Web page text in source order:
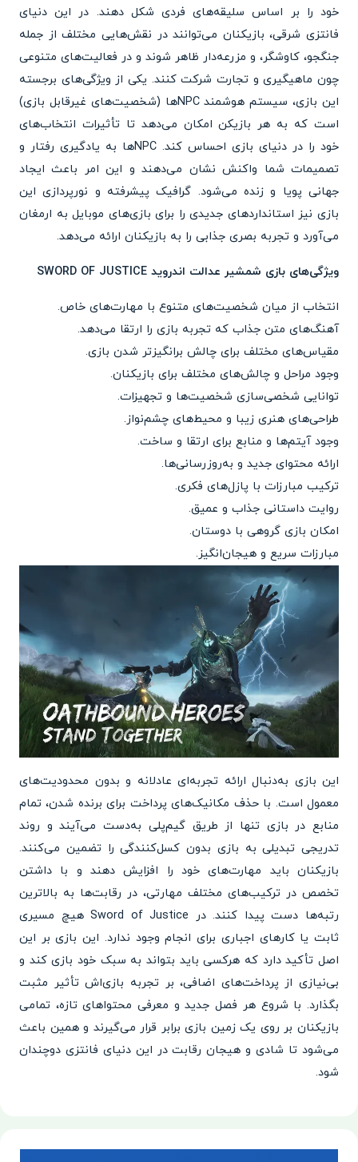
خود را بر اساس سلیقه‌های فردی شکل دهند. در این دنیای
فانتزی شرقی، بازیکنان می‌توانند در نقش‌هایی مختلف از جمله
جنگجو، کاوشگر، و مزرعه‌دار ظاهر شوند و در فعالیت‌های متنوعی
چون ماهیگیری و تجارت شرکت کنند. یکی از ویژگی‌های برجسته
این بازی، سیستم هوشمند NPCها (شخصیت‌های غیرقابل بازی)
است که به هر بازیکن امکان می‌دهد تا تأثیرات انتخاب‌های
خود را در دنیای بازی احساس کند. NPCها به یادگیری رفتار و
تصمیمات شما واکنش نشان می‌دهند و این امر باعث ایجاد
جهانی پویا و زنده می‌شود. گرافیک پیشرفته و نورپردازی این
بازی نیز استانداردهای جدیدی را برای بازی‌های موبایل به ارمغان
می‌آورد و تجربه بصری جذابی را به بازیکنان ارائه می‌دهد.
ویژگی‌های بازی شمشیر عدالت اندروید SWORD OF JUSTICE
انتخاب از میان شخصیت‌های متنوع با مهارت‌های خاص.
آهنگ‌های متن جذاب که تجربه بازی را ارتقا می‌دهد.
مقیاس‌های مختلف برای چالش‌ برانگیزتر شدن بازی.
وجود مراحل و چالش‌های مختلف برای بازیکنان.
توانایی شخصی‌سازی شخصیت‌ها و تجهیزات.
طراحی‌های هنری زیبا و محیط‌های چشم‌نواز.
وجود آیتم‌ها و منابع برای ارتقا و ساخت.
ارائه محتوای جدید و به‌روزرسانی‌ها.
ترکیب مبارزات با پازل‌های فکری.
روایت داستانی جذاب و عمیق.
امکان بازی گروهی با دوستان.
مبارزات سریع و هیجان‌انگیز.
این بازی به‌دنبال ارائه تجربه‌ای عادلانه و بدون محدودیت‌های
معمول است. با حذف مکانیک‌های پرداخت برای برنده شدن، تمام
منابع در بازی تنها از طریق گیم‌پلی به‌دست می‌آیند و روند
تدریجی تبدیلی به بازی بدون کسل‌کنندگی را تضمین می‌کنند.
بازیکنان باید مهارت‌های خود را افزایش دهند و با داشتن
تخصص در ترکیب‌های مختلف مهارتی، در رقابت‌ها به بالاترین
رتبه‌ها دست پیدا کنند. در Sword of Justice هیچ مسیری
ثابت یا کارهای اجباری برای انجام وجود ندارد. این بازی بر این
اصل تأکید دارد که هرکسی باید بتواند به سبک خود بازی کند و
بی‌نیازی از پرداخت‌های اضافی، بر تجربه بازی‌اش تأثیر مثبت
بگذارد. با شروع هر فصل جدید و معرفی محتواهای تازه، تمامی
بازیکنان بر روی یک زمین بازی برابر قرار می‌گیرند و همین باعث
می‌شود تا شادی و هیجان رقابت در این دنیای فانتزی دوچندان
شود.